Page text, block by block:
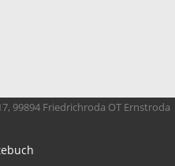
99894 Friedrichroda OT Ernstroda